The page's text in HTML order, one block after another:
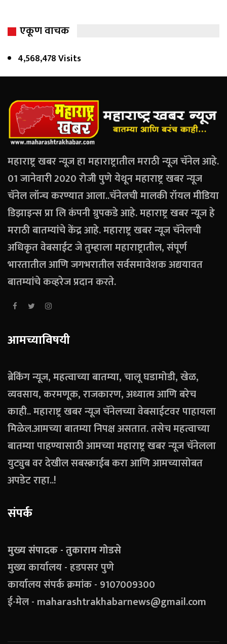
एकूण वाचक
4,568,478 Visits
महाराष्ट्र खबर न्यूज हा महाराष्ट्रातील मराठी न्यूज चॅनेल आहे.
01 जानेवारी 2020 रोजी पुणे येथून महाराष्ट्र खबर न्यूज
चॅनेल लॉन्च करण्यात आला..चॅनेलची मालकी रॉयल मीडिया
डिझाइन्स प्रा लि कंपनी ग्रुपकडे आहे. महाराष्ट्र खबर न्यूज हे
मराठी बातम्यांचे केंद्र आहे. महाराष्ट्र खबर न्यूज चॅनेलची
अधिकृत वेबसाईट जे तुम्हाला महाराष्ट्रातील, संपूर्ण
भारतातील आणि जगभरातील सर्वसमावेशक अद्ययावत
बातम्यांचे कव्हरेज प्रदान करते.
आमच्याविषयी
ब्रेकिंग न्यूज, महत्वाच्या बातम्या, चालू घडामोडी, खेळ,
व्यवसाय, करमणूक, राजकारण, अध्यात्म आणि बरेच
काही.. महाराष्ट्र खबर न्यूज चॅनेलच्या वेबसाईटवर पाहायला
मिळेल.आमच्या बातम्या निपक्ष असतात. तसेच महत्वाच्या
बातम्या पाहण्यासाठी आमच्या महाराष्ट्र खबर न्यूज चॅनेलला
युट्युब वर देखील सबस्क्राईब करा आणि आमच्यासोबत
अपडेट राहा..!
संपर्क
मुख्य संपादक - तुकाराम गोडसे
मुख्य कार्यालय - हडपसर पुणे
कार्यालय संपर्क क्रमांक - 9107009300
ई-मेल - maharashtrakhabarnews@gmail.com